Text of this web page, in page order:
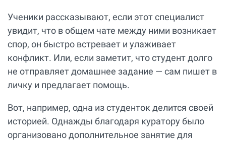
Ученики рассказывают, если этот специалист
увидит, что в общем чате между ними возникает
спор, он быстро встревает и улаживает
конфликт. Или, если заметит, что студент долго
не отправляет домашнее задание — сам пишет в
личку и предлагает помощь.
Вот, например, одна из студенток делится своей
историей. Однажды благодаря куратору было
организовано дополнительное занятие для